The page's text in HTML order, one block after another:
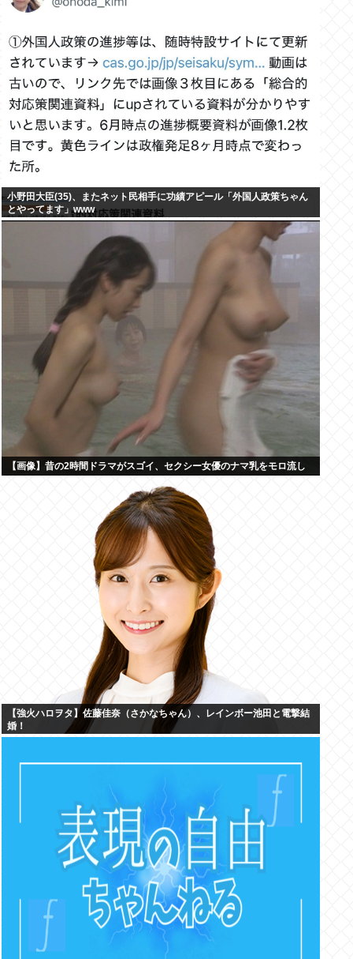
小野田大臣(35)、またネット民相手に功績アピール「外国人政策ちゃん
とやってます」www
【画像】昔の2時間ドラマがスゴイ、セクシー女優のナマ乳をモロ流し
【強火ハロヲタ】佐藤佳奈（さかなちゃん）、レインボー池田と電撃結
婚！